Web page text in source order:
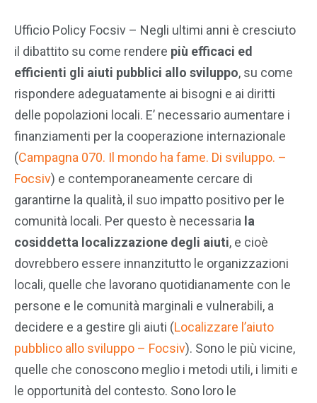
Ufficio Policy Focsiv – Negli ultimi anni è cresciuto
il dibattito su come rendere più efficaci ed
efficienti gli aiuti pubblici allo sviluppo, su come
rispondere adeguatamente ai bisogni e ai diritti
delle popolazioni locali. E’ necessario aumentare i
finanziamenti per la cooperazione internazionale
(Campagna 070. Il mondo ha fame. Di sviluppo. –
Focsiv) e contemporaneamente cercare di
garantirne la qualità, il suo impatto positivo per le
comunità locali. Per questo è necessaria la
cosiddetta localizzazione degli aiuti, e cioè
dovrebbero essere innanzitutto le organizzazioni
locali, quelle che lavorano quotidianamente con le
persone e le comunità marginali e vulnerabili, a
decidere e a gestire gli aiuti (Localizzare l’aiuto
pubblico allo sviluppo – Focsiv). Sono le più vicine,
quelle che conoscono meglio i metodi utili, i limiti e
le opportunità del contesto. Sono loro le